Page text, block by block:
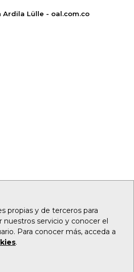
propias y de terceros para
nuestros servicio y conocer el
Para conocer más, acceda a
.
Ardila Lülle - oal.com.co